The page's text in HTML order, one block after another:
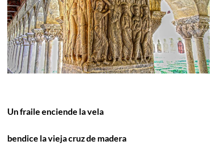
Un fraile enciende la vela
bendice la vieja cruz de madera